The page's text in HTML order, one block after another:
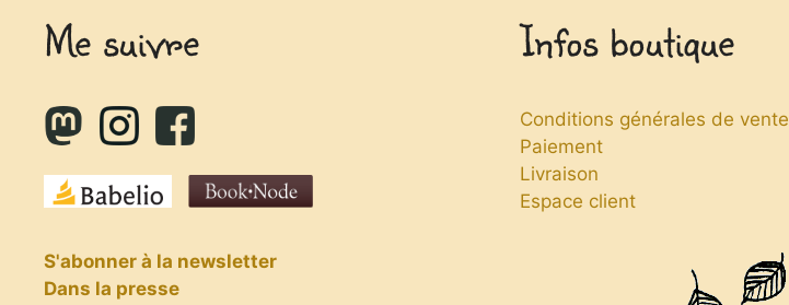
Me suivre
S'abonner à la newsletter
Dans la presse
Infos boutique
Conditions générales de vente
Paiement
Livraison
Espace client